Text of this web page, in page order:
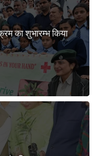
का शुभारम्भ किया